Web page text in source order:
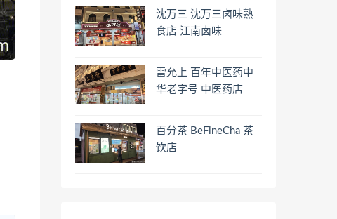
沈万三 沈万三卤味熟
食店 江南卤味
雷允上 百年中医药中
华老字号 中医药店
百分茶 BeFineCha 茶
饮店